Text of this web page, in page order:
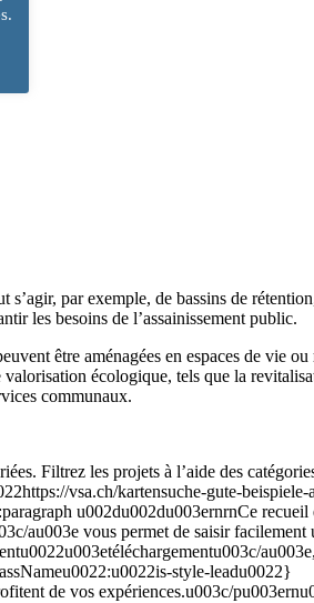
par exemple, de bassins de
les besoins de l’assainissement public.
être aménagées en espaces de vie
écologique, tels que la
communaux.
Filtrez les projets à l’aide des
vsa.ch/kartensuche-gute-beispiele-
u002du002du003ernrnCe recueil
au003e vous permet de saisir facilement
style-leadu0022}
de vos expériences.u003c/